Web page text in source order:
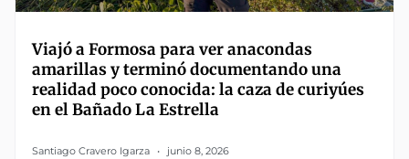
Viajó a Formosa para ver anacondas
amarillas y terminó documentando una
realidad poco conocida: la caza de curiyúes
en el Bañado La Estrella
Santiago Cravero Igarza junio 8, 2026